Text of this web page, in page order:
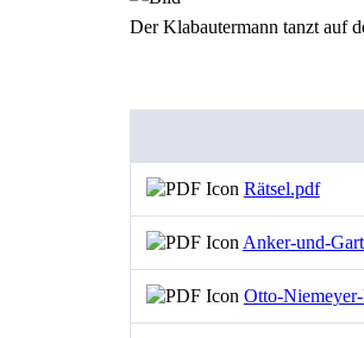
Der Klabautermann tanzt auf
Rätsel.pdf
Anker-und-
Otto-